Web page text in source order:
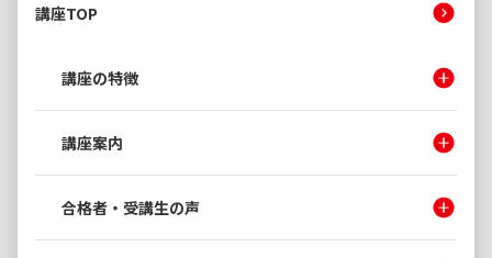
講座TOP
講座の特徴
講座案内
合格者・受講生の声